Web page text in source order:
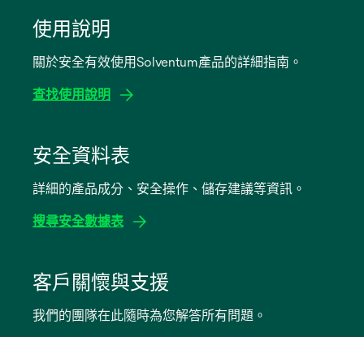
使用說明
關於安全有效使用Solventum產品的詳細指南。
查找使用說明
安全資料表
詳細的產品成分、安全操作、儲存建議等資訊。
搜尋安全數據表
客戶關懷與支援
我們的團隊在此隨時為您解答所有問題。